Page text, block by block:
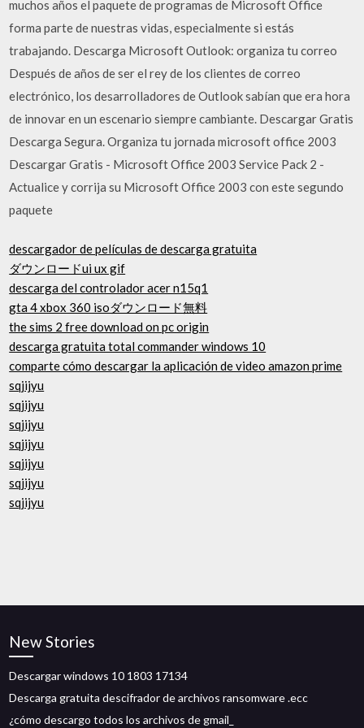
muchos años el paquete de programas de Microsoft Office
forma parte de nuestras vidas, especialmente si estás
trabajando. Descarga Microsoft Outlook: organiza tu correo
Después de años de ser el rey de los clientes de correo
electrónico, los desarrolladores de Outlook sabían que era hora
de innovar en un escenario siempre cambiante. Descargar Gratis
Descarga Segura. Organiza tu jornada microsoft office 2003
Descargar Gratis - Microsoft Office 2003 Service Pack 2 -
Actualice y corrija su Microsoft Office 2003 con este segundo
paquete
descargador de películas de descarga gratuita
ダウンロードui ux gif
descarga del controlador acer n15q1
gta 4 xbox 360 isoダウンロード無料
the sims 2 free download on pc origin
descarga gratuita total commander windows 10
comparte cómo descargar la aplicación de video amazon prime
sqjijyu
sqjijyu
sqjijyu
sqjijyu
sqjijyu
sqjijyu
sqjijyu
New Stories
Descargar windows 10 1803 17134
Descarga gratuita descifrador de archivos ransomware .ecc
¿cómo descargo todos los archivos de gmail_